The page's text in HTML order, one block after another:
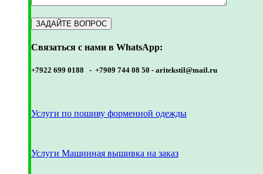
Связаться с нами в WhatsApp:
+7922 699 0188 - +7909 744 08 50 - aritekstil@mail.ru
Услуги по пошиву форменной одежды
Услуги Машинная вышивка на заказ